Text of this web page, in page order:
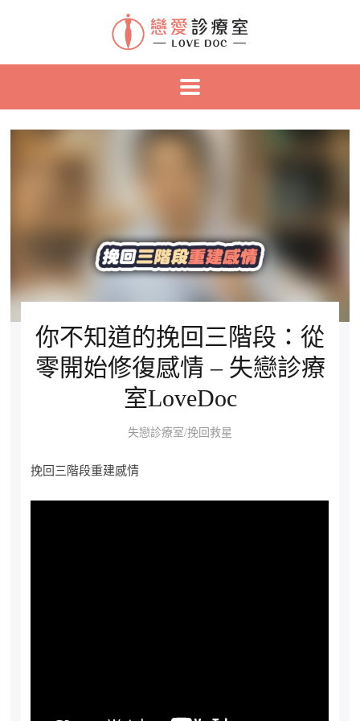
你不知道的挽回三階段：從
零開始修復感情 – 失戀診療
室LoveDoc
失戀診療室/挽回救星
挽回三階段重建感情